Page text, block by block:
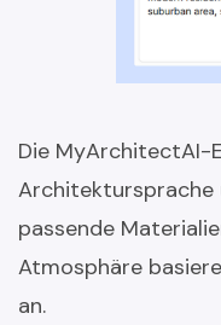
Die MyArchitectAI-
passende
Atmosphäre
an.